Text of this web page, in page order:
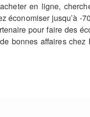
en ligne,
jusqu’à -
pour faire des
bonnes affaires